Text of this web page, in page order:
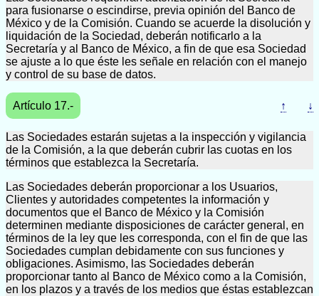
para fusionarse o escindirse, previa opinión del Banco de
México y de la Comisión. Cuando se acuerde la disolución y
liquidación de la Sociedad, deberán notificarlo a la
Secretaría y al Banco de México, a fin de que esa Sociedad
se ajuste a lo que éste les señale en relación con el manejo
y control de su base de datos.
Artículo 17.- ↑ ↓
Las Sociedades estarán sujetas a la inspección y vigilancia
de la Comisión, a la que deberán cubrir las cuotas en los
términos que establezca la Secretaría.
Las Sociedades deberán proporcionar a los Usuarios,
Clientes y autoridades competentes la información y
documentos que el Banco de México y la Comisión
determinen mediante disposiciones de carácter general, en
términos de la ley que les corresponda, con el fin de que las
Sociedades cumplan debidamente con sus funciones y
obligaciones. Asimismo, las Sociedades deberán
proporcionar tanto al Banco de México como a la Comisión,
en los plazos y a través de los medios que éstas establezcan